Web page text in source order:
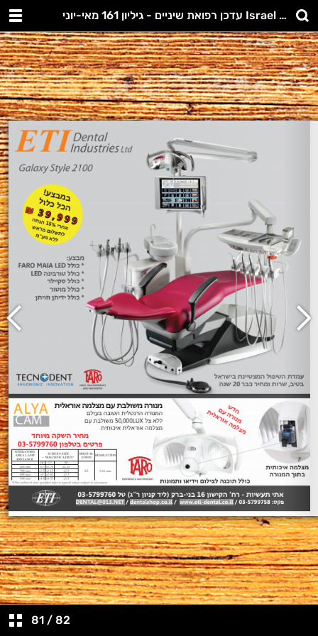
עדכן רפואת שיניים - גיליון 161 מאי-יוני Israel Dental Update. No. 161. May-June 2019
81 / 82